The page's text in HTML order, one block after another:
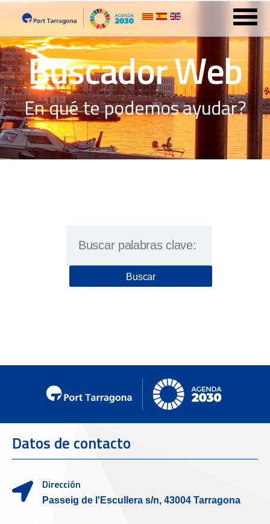
Buscador Web
En qué te podemos ayudar?
palabras
Buscar
Datos de contacto
Dirección
Passeig de l'Escullera s/n, 43004 Tarragona